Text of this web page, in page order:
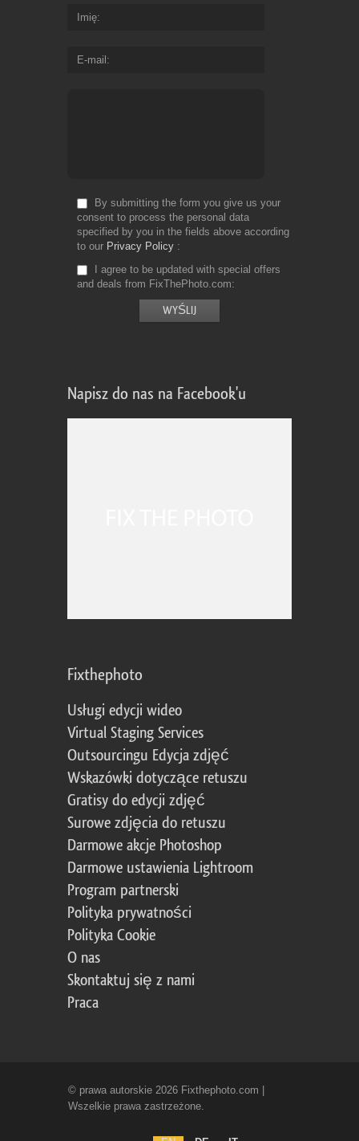
Imię
E-mail
By submitting the form you give us your
consent to process the personal data
specified by you in the fields above according
to our Privacy Policy
I agree to be updated with special offers
and deals from FixThePhoto.com
Napisz do nas na Facebook'u
Fixthephoto
Usługi edycji wideo
Virtual Staging Services
Outsourcingu Edycja zdjęć
Wskazówki dotyczące retuszu
Gratisy do edycji zdjęć
Surowe zdjęcia do retuszu
Darmowe akcje Photoshop
Darmowe ustawienia Lightroom
Program partnerski
Polityka prywatności
Polityka Cookie
O nas
Skontaktuj się z nami
Praca
© prawa autorskie 2026 Fixthephoto.com |
Wszelkie prawa zastrzeżone.